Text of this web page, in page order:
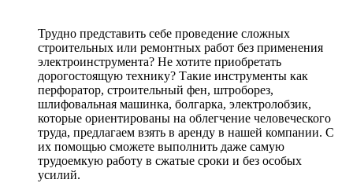
Трудно представить себе проведение сложных
строительных или ремонтных работ без применения
электроинструмента? Не хотите приобретать
дорогостоящую технику? Такие инструменты как
перфоратор, строительный фен, штроборез,
шлифовальная машинка, болгарка, электролобзик,
которые ориентированы на облегчение человеческого
труда, предлагаем взять в аренду в нашей компании. С
их помощью сможете выполнить даже самую
трудоемкую работу в сжатые сроки и без особых
усилий.